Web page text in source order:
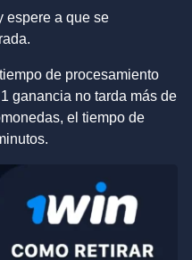
espere a que se
de procesamiento
ganancia no tarda más de
el tiempo de